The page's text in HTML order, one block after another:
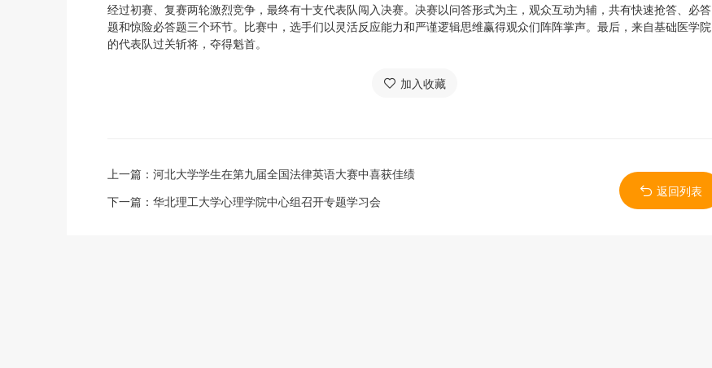
经过初赛、复赛两轮激烈竞争，最终有十支代表队闯入决赛。决赛以问答形式为主，观众互动为辅，共有快速抢答、必答
题和惊险必答题三个环节。比赛中，选手们以灵活反应能力和严谨逻辑思维赢得观众们阵阵掌声。最后，来自基础医学院
的代表队过关斩将，夺得魁首。
加入收藏
上一篇： 河北大学学生在第九届全国法律英语大赛中喜获佳绩
下一篇： 华北理工大学心理学院中心组召开专题学习会
返回列表